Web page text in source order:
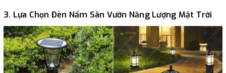
3. Lựa Chọn Đèn Nấm Sân Vườn Năng Lượng Mặt Trời